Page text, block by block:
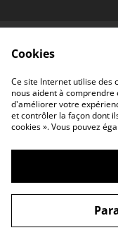
©2026iok
Cookies
Ce site Internet utilise des
nous aident à
d'améliorer votre
et contrôler la façon dont
cookies ». Vous pouvez